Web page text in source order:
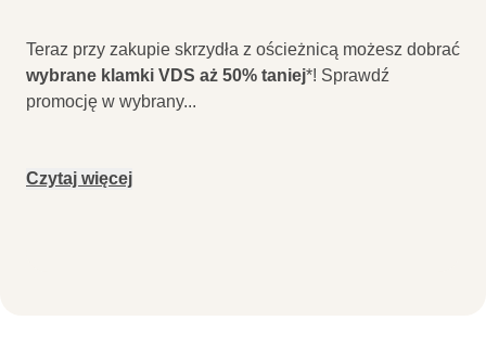
Teraz przy zakupie skrzydła z ościeżnicą możesz dobrać
wybrane klamki VDS aż 50% taniej*! Sprawdź
promocję w wybrany...
Czytaj więcej